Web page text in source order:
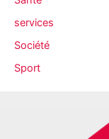
services
Société
Sport